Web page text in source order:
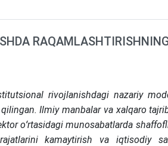
rivojlanishdagi nazariy
Ilmiy manbalar va xalqaro
oʻrtasidagi munosabatlarda
kamaytirish va iqtisodiy